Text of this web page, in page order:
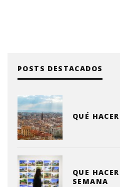
POSTS DESTACADOS
QUÉ
QUE
SEMANA